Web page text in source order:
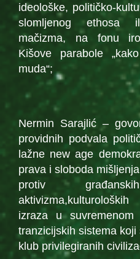
ideološke, političko-
slomljenog ethosa
mačizma, na fonu
Kišove parabole
muda“;
Nermin Sarajlić –
providnih podvala
lažne new age
prava i sloboda
protiv
izraza u suvremenom
tranzicijskih sistema
klub privilegiranih